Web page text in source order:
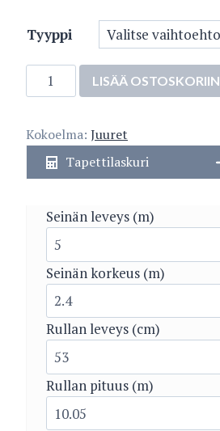
Tyyppi
Ilmari
5454-
määrä
LISÄÄ OSTOSKORIIN
Kokoelma: Juuret
Tapettilaskuri
Seinän leveys (m)
Seinän korkeus (m)
Rullan leveys (cm)
Rullan pituus (m)